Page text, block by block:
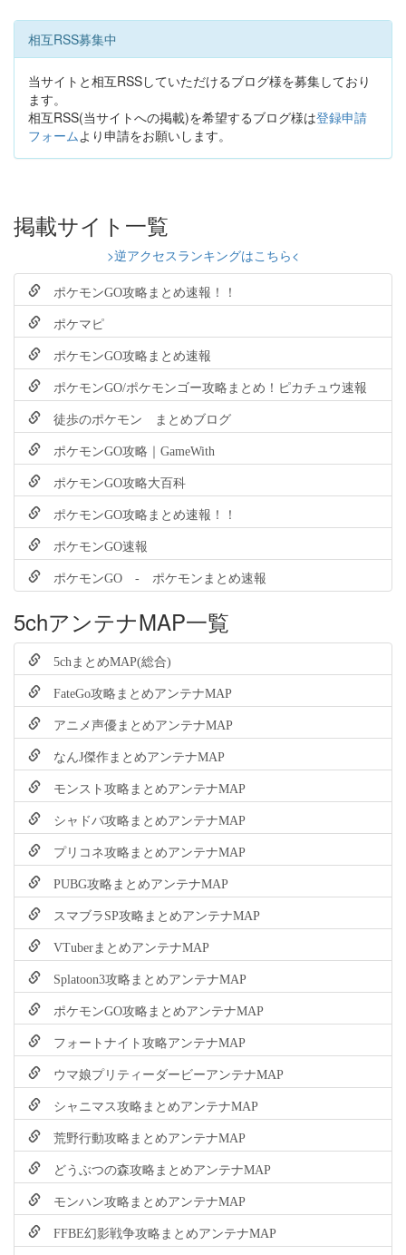
相互RSS募集中
当サイトと相互RSSしていただけるブログ様を募集しており
ます。
相互RSS(当サイトへの掲載)を希望するブログ様は登録申請
フォームより申請をお願いします。
掲載サイト一覧
>逆アクセスランキングはこちら<
ポケモンGO攻略まとめ速報！！
ポケマピ
ポケモンGO攻略まとめ速報
ポケモンGO/ポケモンゴー攻略まとめ！ピカチュウ速報
徒歩のポケモン まとめブログ
ポケモンGO攻略｜GameWith
ポケモンGO攻略大百科
ポケモンGO攻略まとめ速報！！
ポケモンGO速報
ポケモンGO - ポケモンまとめ速報
5chアンテナMAP一覧
5chまとめMAP(総合)
FateGo攻略まとめアンテナMAP
アニメ声優まとめアンテナMAP
なんJ傑作まとめアンテナMAP
モンスト攻略まとめアンテナMAP
シャドバ攻略まとめアンテナMAP
プリコネ攻略まとめアンテナMAP
PUBG攻略まとめアンテナMAP
スマブラSP攻略まとめアンテナMAP
VTuberまとめアンテナMAP
Splatoon3攻略まとめアンテナMAP
ポケモンGO攻略まとめアンテナMAP
フォートナイト攻略アンテナMAP
ウマ娘プリティーダービーアンテナMAP
シャニマス攻略まとめアンテナMAP
荒野行動攻略まとめアンテナMAP
どうぶつの森攻略まとめアンテナMAP
モンハン攻略まとめアンテナMAP
FFBE幻影戦争攻略まとめアンテナMAP